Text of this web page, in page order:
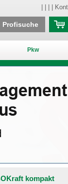
Pkw
Profisuche
kompakt